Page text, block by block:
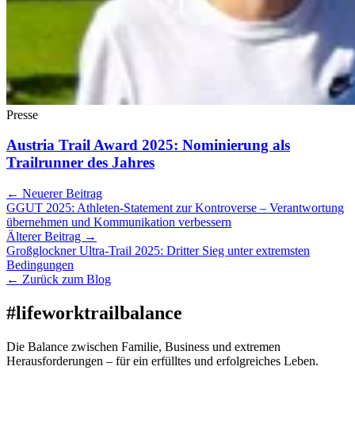
Presse
Austria Trail Award 2025: Nominierung als
Trailrunner des Jahres
← Neuerer Beitrag
GGUT 2025: Athleten-Statement zur Kontroverse – Verantwortung
übernehmen und Kommunikation verbessern
Älterer Beitrag →
Großglockner Ultra-Trail 2025: Dritter Sieg unter extremsten
Bedingungen
← Zurück zum Blog
#lifeworktrailbalance
Die Balance zwischen Familie, Business und extremen
Herausforderungen – für ein erfülltes und erfolgreiches Leben.